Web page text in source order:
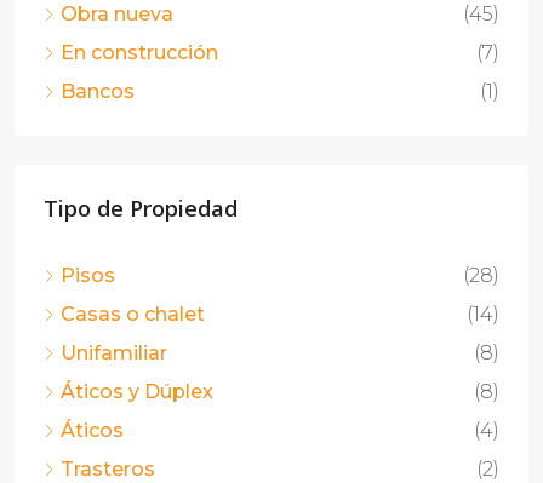
Obra nueva
(45)
En construcción
(7)
Bancos
(1)
Tipo de Propiedad
Pisos
(28)
Casas o chalet
(14)
Unifamiliar
(8)
Áticos y Dúplex
(8)
Áticos
(4)
Trasteros
(2)